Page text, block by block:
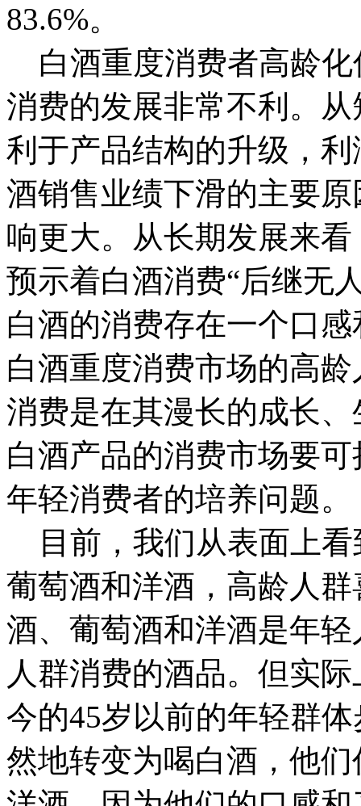
83.6%。
白酒重度消费者高龄化
消费的发展非常不利。
利于产品结构的升级，
酒销售业绩下滑的主要
响更大。从长期发展来
预示着白酒消费“后继无
白酒的消费存在一个口
白酒重度消费市场的高
消费是在其漫长的成长
白酒产品的消费市场要
年轻消费者的培养问题。
目前，我们从表面上看
葡萄酒和洋酒，高龄人
酒、葡萄酒和洋酒是年
人群消费的酒品。但实
今的45岁以前的年轻群
然地转变为喝白酒，他